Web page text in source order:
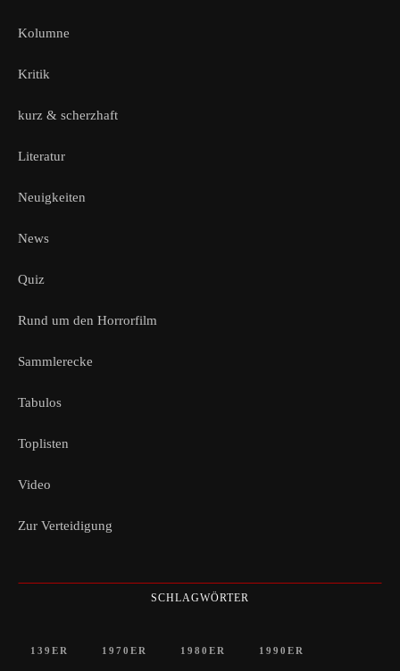
Kolumne
Kritik
kurz & scherzhaft
Literatur
Neuigkeiten
News
Quiz
Rund um den Horrorfilm
Sammlerecke
Tabulos
Toplisten
Video
Zur Verteidigung
SCHLAGWÖRTER
139ER 1970ER 1980ER 1990ER